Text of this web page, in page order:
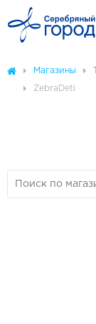
Магазины
ZebraDeti